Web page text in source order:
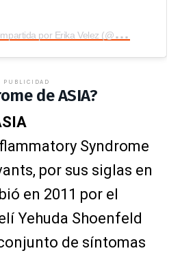
U
na publicación compartida por Erika Velez (@erikavelez)
PUBLICIDAD
de ASIA?
Syndrome
por sus siglas en
en 2011 por el
Yehuda Shoenfeld
de síntomas